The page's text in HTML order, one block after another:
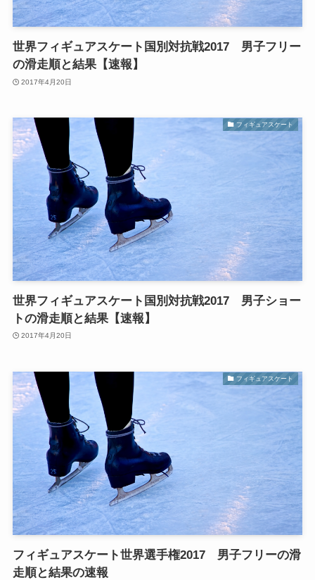
世界フィギュアスケート国別対抗戦2017 男子フリー
の滑走順と結果【速報】
2017年4月20日
フィギュアスケート
世界フィギュアスケート国別対抗戦2017 男子ショー
トの滑走順と結果【速報】
2017年4月20日
フィギュアスケート
フィギュアスケート世界選手権2017 男子フリーの滑
走順と結果の速報